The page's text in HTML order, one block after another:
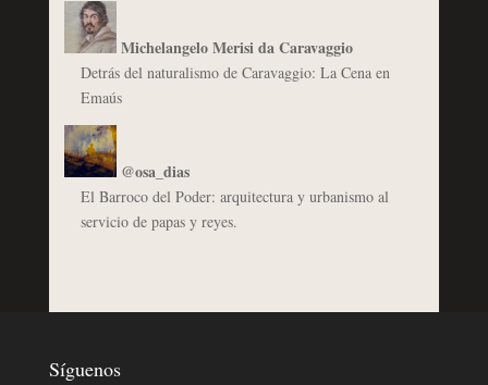
Michelangelo Merisi da Caravaggio
Detrás del naturalismo de Caravaggio: La Cena en
Emaús
@osa_dias
El Barroco del Poder: arquitectura y urbanismo al
servicio de papas y reyes.
Síguenos